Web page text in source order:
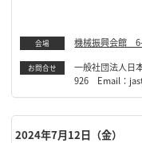
会場 機械振興会館
お問合せ
一般社団法人日
926 Email：
2024年7月12日（金）